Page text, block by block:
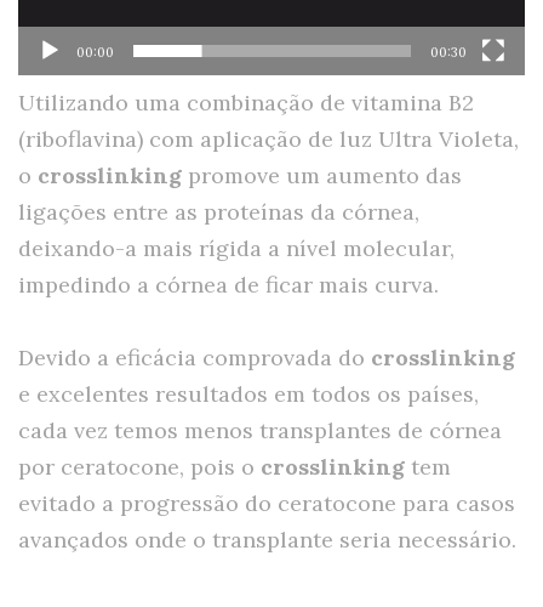
00:00 00:30
Utilizando uma combinação de vitamina B2
(riboflavina) com aplicação de luz Ultra Violeta,
o crosslinking promove um aumento das
ligações entre as proteínas da córnea,
deixando-a mais rígida a nível molecular,
impedindo a córnea de ficar mais curva.
Devido a eficácia comprovada do crosslinking
e excelentes resultados em todos os países,
cada vez temos menos transplantes de córnea
por ceratocone, pois o crosslinking tem
evitado a progressão do ceratocone para casos
avançados onde o transplante seria necessário.